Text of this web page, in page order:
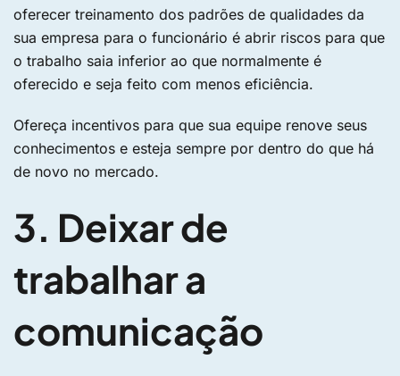
oferecer treinamento dos padrões de qualidades da
sua empresa para o funcionário é abrir riscos para que
o trabalho saia inferior ao que normalmente é
oferecido e seja feito com menos eficiência.
Ofereça incentivos para que sua equipe renove seus
conhecimentos e esteja sempre por dentro do que há
de novo no mercado.
3. Deixar de
trabalhar a
comunicação